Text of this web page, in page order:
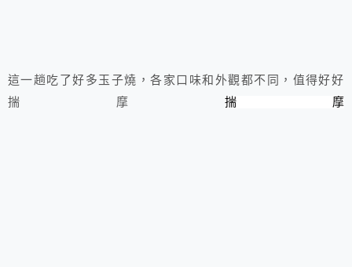
這一趟吃了好多玉子燒，各家口味和外觀都不同，值得好好
揣摩揣摩